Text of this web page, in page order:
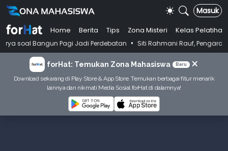
Masuk
Home Berita Tips Zona Misteri
Kelas Pelatihan
Pagi Jadi Perdebatan • Siti Rahmani Rauf, Pengarang Buku
forHat: Temukan Zona Mahasiswa Baru ×
Download sekarang di Play Store & App Store. Temukan berbagai fitur menarik
lainnya dan nikmati Media Sosial forHat di dalamnya!